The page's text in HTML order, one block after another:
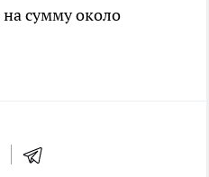
сумму около